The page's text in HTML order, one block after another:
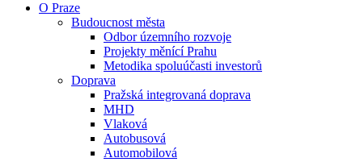
O Praze
Budoucnost města
Odbor územního rozvoje
Projekty měnící Prahu
Metodika spoluúčasti investorů
Doprava
Pražská integrovaná doprava
MHD
Vlaková
Autobusová
Automobilová